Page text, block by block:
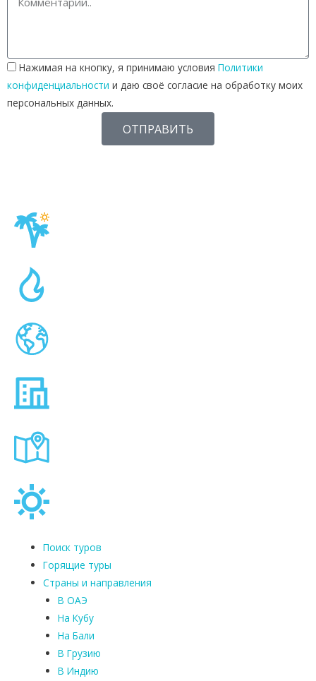
Нажимая на кнопку, я принимаю условия Политики
конфиденциальности и даю своё согласие на обработку моих
персональных данных.
ОТПРАВИТЬ
Поиск туров
Горящие туры
Страны и направления
В ОАЭ
На Кубу
На Бали
В Грузию
В Индию